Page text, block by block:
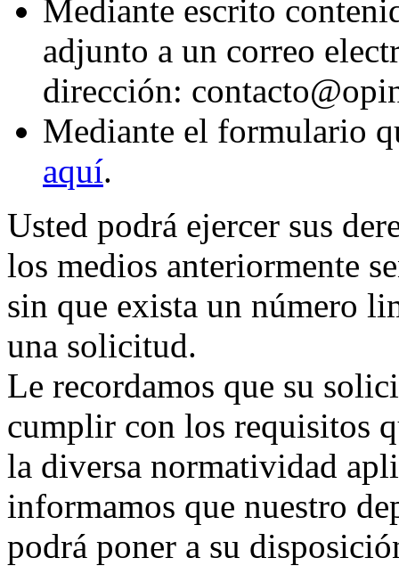
Mediante escrito
adjunto a un correo
dirección:
Mediante el formulario
aquí.
Usted podrá ejercer sus
los medios anteriormente
sin que exista un número
una solicitud.
Le recordamos que su
cumplir con los requisitos
la diversa normatividad
informamos que nuestro
podrá poner a su